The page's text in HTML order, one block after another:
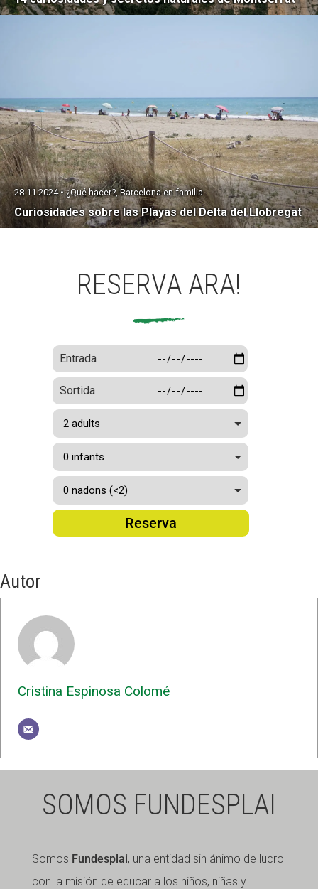
Curiosidades sobre las Playas del Delta del Llobregat
28.11.2024 • ¿Qué hacer?, Barcelona en familia
RESERVA ARA!
Entrada
Sortida
Reserva
Autor
Cristina Espinosa Colomé
SOMOS FUNDESPLAI
Somos Fundesplai, una entidad sin ánimo de lucro
con la misión de educar a los niños, niñas y